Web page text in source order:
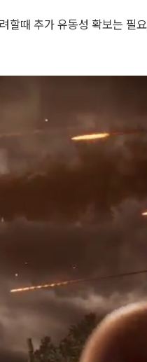
할때 추가 유동성 확보는 필